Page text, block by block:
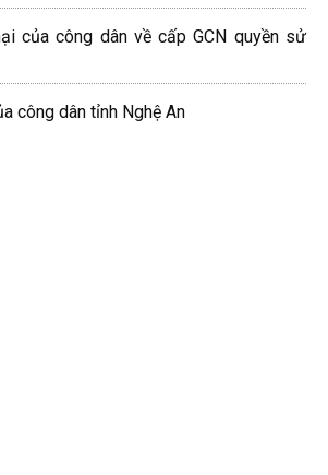
của công dân về cấp GCN quyền sử
công dân tỉnh Nghệ An